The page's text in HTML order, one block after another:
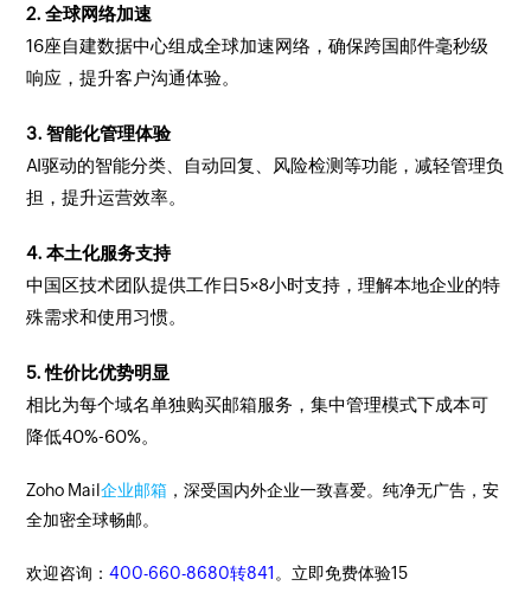
2. 全球网络加速
16座自建数据中心组成全球加速网络，确保跨国邮件毫秒级
响应，提升客户沟通体验。
3. 智能化管理体验
AI驱动的智能分类、自动回复、风险检测等功能，减轻管理负
担，提升运营效率。
4. 本土化服务支持
中国区技术团队提供工作日5×8小时支持，理解本地企业的特
殊需求和使用习惯。
5. 性价比优势明显
相比为每个域名单独购买邮箱服务，集中管理模式下成本可
降低40%-60%。
Zoho Mail企业邮箱 ，深受国内外企业一致喜爱。纯净无广告，安
全加密全球畅邮。
欢迎咨询：400-660-8680转841 。立即免费体验15